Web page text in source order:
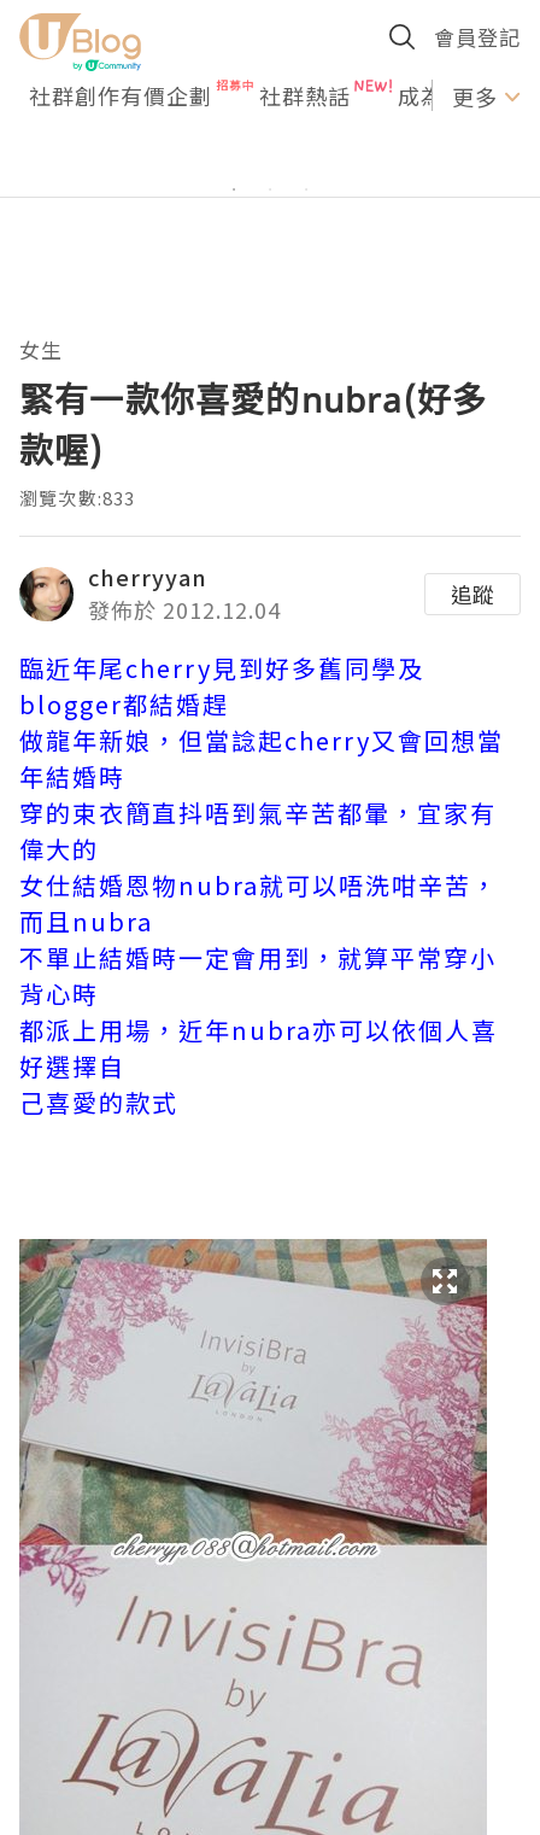
會員登記
社群創作有價企劃 社群熱話 成為U更多
女生
緊有一款你喜愛的nubra(好多
款喔)
瀏覽次數:833
cherryyan
發佈於 2012.12.04
追蹤
臨近年尾cherry見到好多舊同學及
blogger都結婚趕
做龍年新娘，但當諗起cherry又會回想當
年結婚時
穿的束衣簡直抖唔到氣辛苦都暈，宜家有
偉大的
女仕結婚恩物nubra就可以唔洗咁辛苦，
而且nubra
不單止結婚時一定會用到，就算平常穿小
背心時
都派上用場，近年nubra亦可以依個人喜
好選擇自
己喜愛的款式